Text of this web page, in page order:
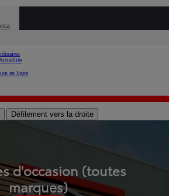
en ligne
Défilement vers la droite
d'occasion (toutes
marques)